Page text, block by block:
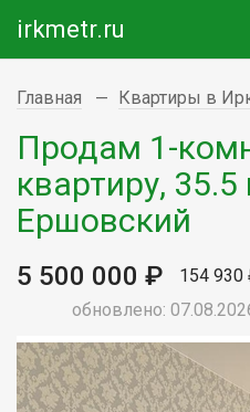
irkmetr.ru
Главная Квартиры в
Продам 1-
квартиру, 35.5
Ершовский
5 500 000 ₽
154
обновлено: